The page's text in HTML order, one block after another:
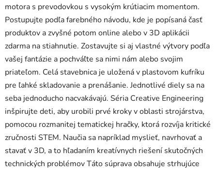
motora s prevodovkou s vysokým krútiacim momentom.
Postupujte podľa farebného návodu, kde je popísaná časť
produktov a zvyšné potom online alebo v 3D aplikácii
zdarma na stiahnutie. Zostavujte si aj vlastné výtvory podľa
vašej fantázie a pochváľte sa nimi nám alebo svojim
priateľom. Celá stavebnica je uložená v plastovom kufríku
pre ľahké skladovanie a prenášanie. Jednotlivé diely sa na
seba jednoducho nacvakávajú. Séria Creative Engineering
inšpirujte deti, aby urobili prvé kroky v oblasti strojárstva,
pomocou rozmanitej tematickej hračky, ktorá rozvíja kritické
zručnosti STEM. Naučia sa napríklad myslieť, navrhovať a
stavať v 3D, a to hľadaním kreatívnych riešení skutočných
technických problémov Táto súprava obsahuje strhujúce